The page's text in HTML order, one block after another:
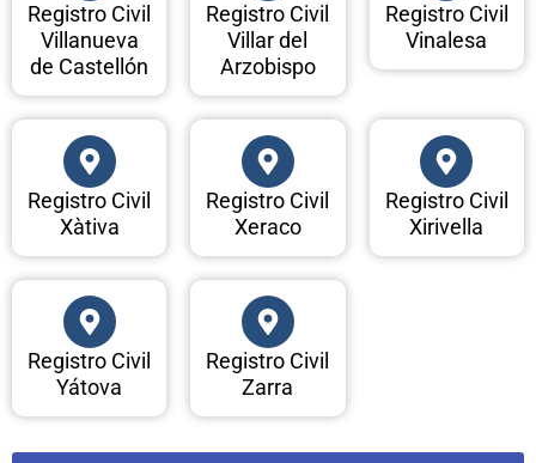
Registro Civil
Villanueva
de Castellón
Registro Civil
Villar del
Arzobispo
Registro Civil
Vinalesa
Registro Civil
Xàtiva
Registro Civil
Xeraco
Registro Civil
Xirivella
Registro Civil
Yátova
Registro Civil
Zarra